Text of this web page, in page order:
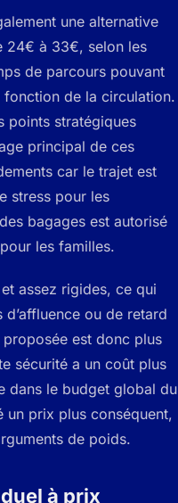
une alternative
24€ à 33€, selon les
de parcours pouvant
fonction de la circulation.
points stratégiques
principal de ces
car le trajet est
stress pour les
bagages est autorisé
les familles.
assez rigides, ce qui
ou de retard
proposée est donc plus
sécurité a un coût plus
dans le budget global du
un prix plus conséquent,
de poids.
à prix